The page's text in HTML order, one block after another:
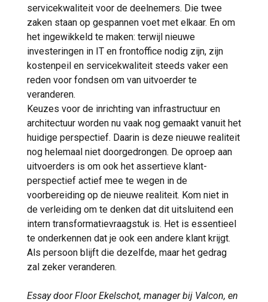
servicekwaliteit voor de deelnemers. Die twee
zaken staan op gespannen voet met elkaar. En om
het ingewikkeld te maken: terwijl nieuwe
investeringen in IT en frontoffice nodig zijn, zijn
kostenpeil en servicekwaliteit steeds vaker een
reden voor fondsen om van uitvoerder te
veranderen.
Keuzes voor de inrichting van infrastructuur en
architectuur worden nu vaak nog gemaakt vanuit het
huidige perspectief. Daarin is deze nieuwe realiteit
nog helemaal niet doorgedrongen. De oproep aan
uitvoerders is om ook het assertieve klant-
perspectief actief mee te wegen in de
voorbereiding op de nieuwe realiteit. Kom niet in
de verleiding om te denken dat dit uitsluitend een
intern transformatievraagstuk is. Het is essentieel
te onderkennen dat je ook een andere klant krijgt.
Als persoon blijft die dezelfde, maar het gedrag
zal zeker veranderen.
Essay door Floor Ekelschot, manager bij Valcon, en